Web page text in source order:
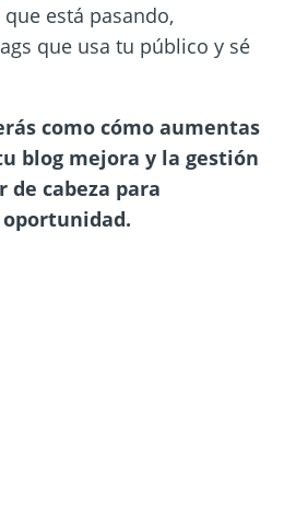
está pasando,
que usa tu público y sé
como cómo aumentas
blog mejora y la gestión
de cabeza para